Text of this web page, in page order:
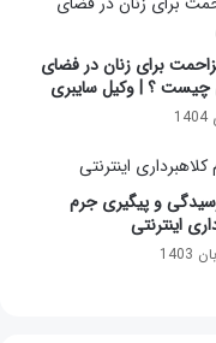
برای زنان در فضای
چیست ؟ | وکیل سایبری
و پیگیری جرم
اینترنتی